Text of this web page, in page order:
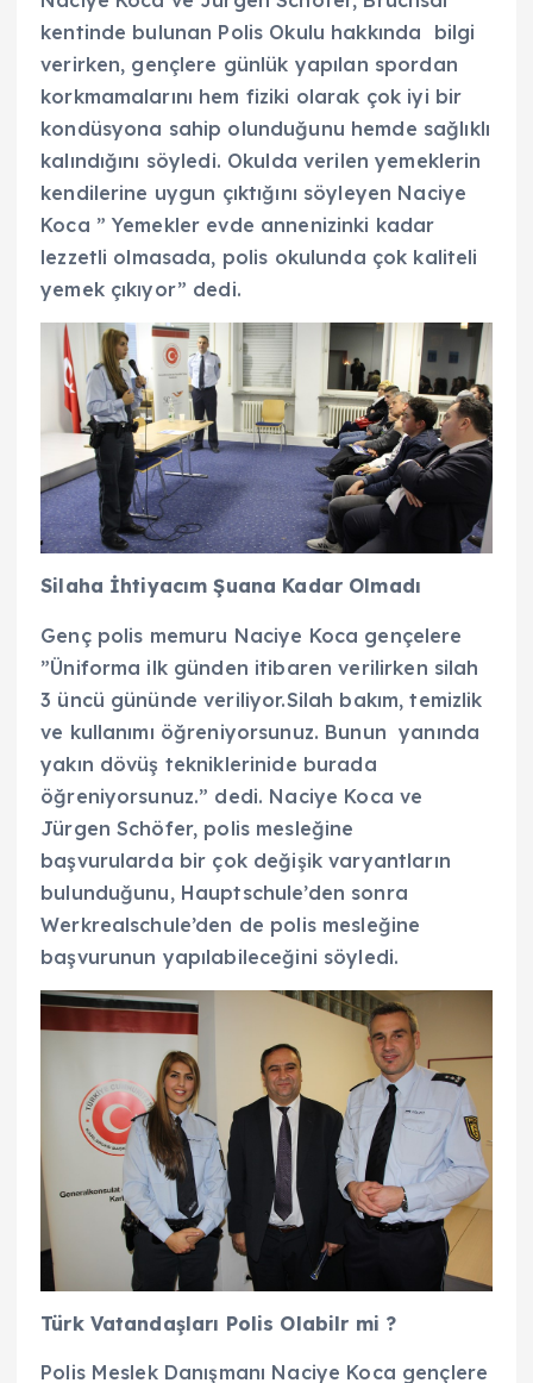
kentinde bulunan Polis Okulu hakkında bilgi
verirken, gençlere günlük yapılan spordan
korkmamalarını hem fiziki olarak çok iyi bir
kondüsyona sahip olunduğunu hemde sağlıklı
kalındığını söyledi. Okulda verilen yemeklerin
kendilerine uygun çıktığını söyleyen Naciye
Koca ” Yemekler evde annenizinki kadar
lezzetli olmasada, polis okulunda çok kaliteli
yemek çıkıyor” dedi.
Silaha İhtiyacım Şuana Kadar Olmadı
Genç polis memuru Naciye Koca gençelere
”Üniforma ilk günden itibaren verilirken silah
3 üncü gününde veriliyor.Silah bakım, temizlik
ve kullanımı öğreniyorsunuz. Bunun yanında
yakın dövüş tekniklerinide burada
öğreniyorsunuz.” dedi. Naciye Koca ve
Jürgen Schöfer, polis mesleğine
başvurularda bir çok değişik varyantların
bulunduğunu, Hauptschule’den sonra
Werkrealschule’den de polis mesleğine
başvurunun yapılabileceğini söyledi.
Türk Vatandaşları Polis Olabilr mi ?
Polis Meslek Danışmanı Naciye Koca gençlere